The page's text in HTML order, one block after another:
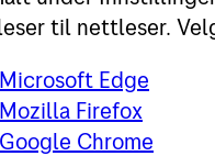
til nettleser.
Microsoft Edge
Mozilla Firefox
Google Chrome